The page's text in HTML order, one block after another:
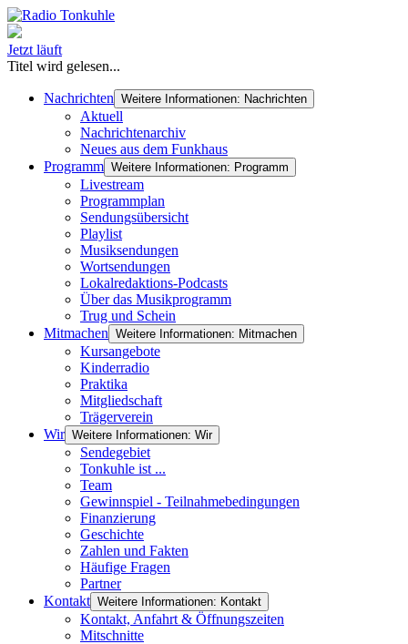
Jetzt läuft
Titel wird gelesen...
Nachrichten Weitere Informationen: Nachrichten
Aktuell
Nachrichtenarchiv
Neues aus dem Funkhaus
Programm Weitere Informationen: Programm
Livestream
Programmplan
Sendungsübersicht
Playlist
Musiksendungen
Wortsendungen
Lokalredaktions-Podcasts
Über das Musikprogramm
Trug und Schein
Mitmachen Weitere Informationen: Mitmachen
Kursangebote
Kinderradio
Praktika
Mitgliedschaft
Trägerverein
Wir Weitere Informationen: Wir
Sendegebiet
Tonkuhle ist ...
Team
Gewinnspiel - Teilnahmebedingungen
Finanzierung
Geschichte
Zahlen und Fakten
Häufige Fragen
Partner
Kontakt Weitere Informationen: Kontakt
Kontakt, Anfahrt & Öffnungszeiten
Mitschnitte